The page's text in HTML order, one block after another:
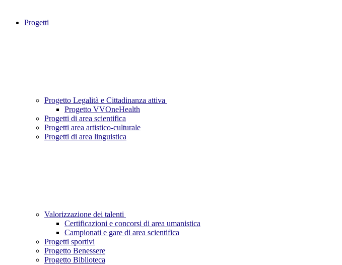
Progetti
Progetto Legalità e Cittadinanza attiva
Progetto VVOneHealth
Progetti di area scientifica
Progetti area artistico-culturale
Progetti di area linguistica
Valorizzazione dei talenti
Certificazioni e concorsi di area umanistica
Campionati e gare di area scientifica
Progetti sportivi
Progetto Benessere
Progetto Biblioteca